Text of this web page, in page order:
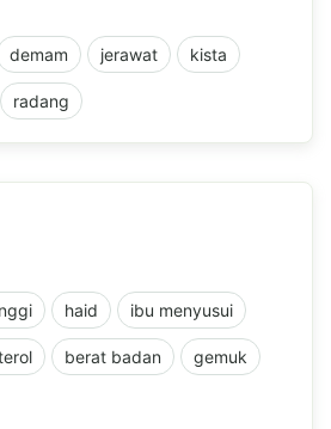
demam jerawat kista
radang
haid ibu menyusui
berat badan gemuk